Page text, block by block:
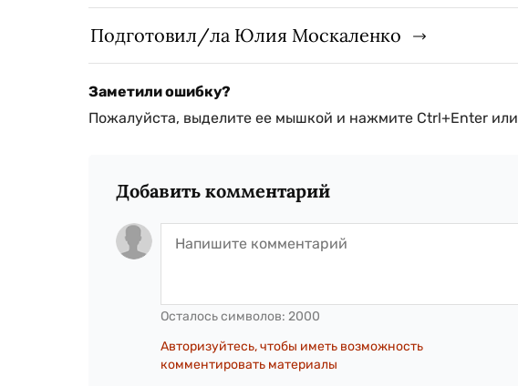
Подготовил/ла Юлия Москаленко
Заметили ошибку?
Пожалуйста, выделите ее мышкой и нажмите Ctrl+Enter или
Добавить комментарий
Осталось символов: 2000
Авторизуйтесь, чтобы иметь возможность
комментировать материалы